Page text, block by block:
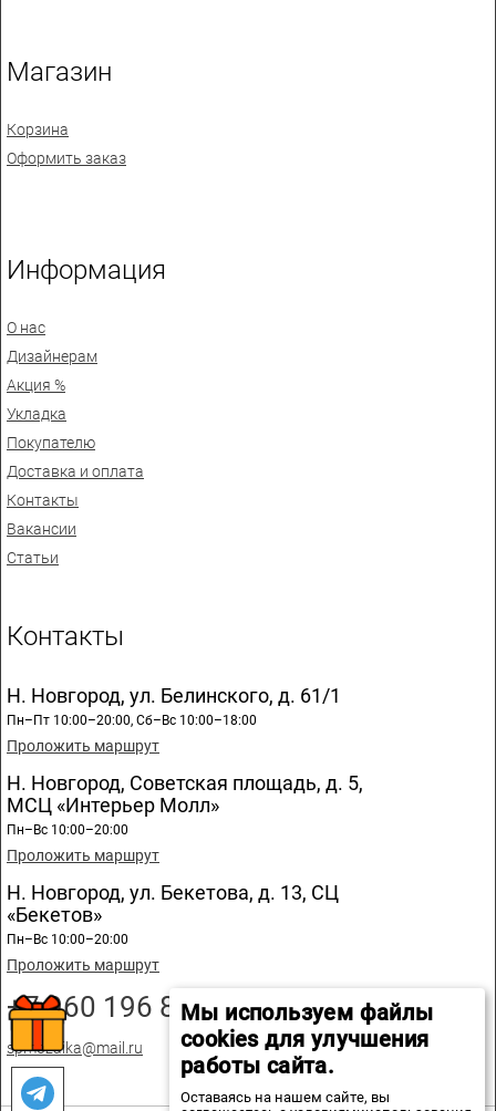
Магазин
Корзина
Оформить заказ
Информация
О нас
Дизайнерам
Акция %
Укладка
Покупателю
Доставка и оплата
Контакты
Вакансии
Статьи
Контакты
Н. Новгород, ул. Белинского, д. 61/1
Пн–Пт 10:00–20:00, Сб–Вс 10:00–18:00
Проложить маршрут
Н. Новгород, Советская площадь, д. 5,
МСЦ «Интерьер Молл»
Пн–Вс 10:00–20:00
Проложить маршрут
Н. Новгород, ул. Бекетова, д. 13, СЦ
«Бекетов»
Пн–Вс 10:00–20:00
Проложить маршрут
+7 960 196 89 20
spmozaika@mail.ru
Мы используем файлы
cookies для улучшения
работы сайта.
Оставаясь на нашем сайте, вы